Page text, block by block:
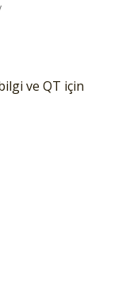
ve QT için